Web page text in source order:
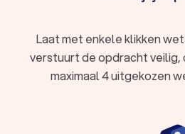
Het vinden van de beste
Maarssen
Het plannen van je bruiloft is een
om de perfecte weddingplanner in
Laat met enkele klikken
verstuurt de opdracht veilig,
maximaal 4 uitgekozen